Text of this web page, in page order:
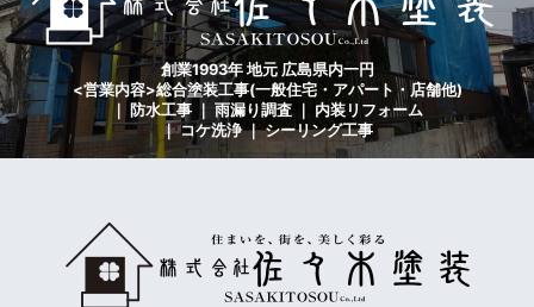
創業1993年 地元 広島県内一円
<営業内容>総合塗装工事(一般住宅・アパート・店舗他)
｜ 防水工事 ｜ 雨漏り調査 ｜ 内装リフォーム
｜ コケ洗浄 ｜ シーリング工事